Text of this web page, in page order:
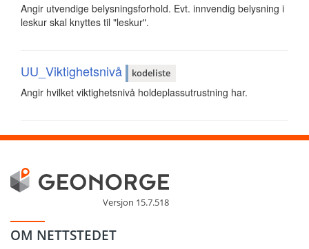
Angir utvendige belysningsforhold. Evt. innvendig belysning i
leskur skal knyttes til "leskur".
UU_Viktighetsnivå kodeliste
Angir hvilket viktighetsnivå holdeplassutrustning har.